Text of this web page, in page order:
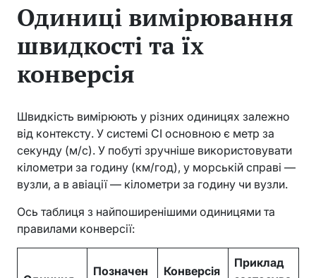
Одиниці вимірювання
швидкості та їх
конверсія
Швидкість вимірюють у різних одиницях залежно
від контексту. У системі СІ основною є метр за
секунду (м/с). У побуті зручніше використовувати
кілометри за годину (км/год), у морській справі —
вузли, а в авіації — кілометри за годину чи вузли.
Ось таблиця з найпоширенішими одиницями та
правилами конверсії:
Позначен Конверсія
Приклад